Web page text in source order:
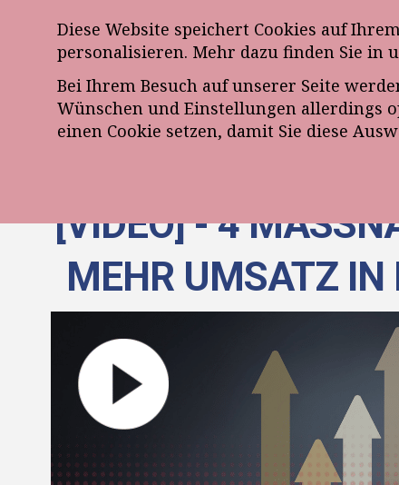
Diese Website speichert Cookies auf
personalisieren. Mehr dazu finden Sie in
Bei Ihrem Besuch auf unserer Seite
Wünschen und Einstellungen allerdings
einen Cookie setzen, damit Sie diese
Anmeldung zum E-Mail-Newsletter
ÜBER UNS PROGRAMME
[VIDEO] - 4
EHR UMSATZ IN